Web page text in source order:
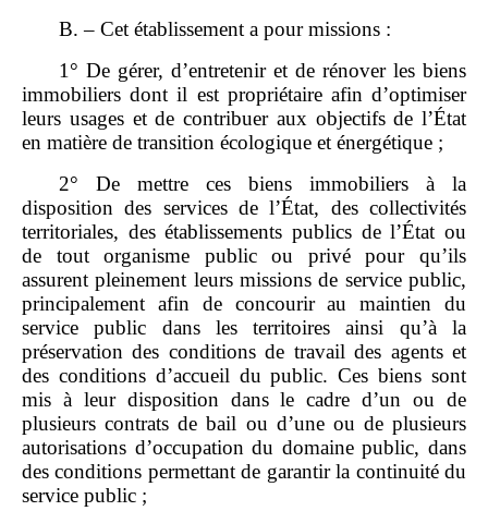
B. – Cet établissement a pour missions :
1° De gérer, d’entretenir et de rénover les biens
immobiliers dont il est propriétaire afin d’optimiser
leurs usages et de contribuer aux objectifs de l’État
en matière de transition écologique et énergétique ;
2° De mettre ces biens immobiliers à la
disposition des services de l’État, des collectivités
territoriales, des établissements publics de l’État ou
de tout organisme public ou privé pour qu’ils
assurent pleinement leurs missions de service public,
principalement afin de concourir au maintien du
service public dans les territoires ainsi qu’à la
préservation des conditions de travail des agents et
des conditions d’accueil du public. Ces biens sont
mis à leur disposition dans le cadre d’un ou de
plusieurs contrats de bail ou d’une ou de plusieurs
autorisations d’occupation du domaine public, dans
des conditions permettant de garantir la continuité du
service public ;